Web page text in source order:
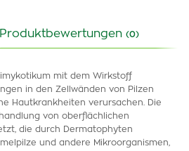
Produktbewertungen (0)
mit dem Wirkstoff
in den Zellwänden von Pilzen
Hautkrankheiten verursachen. Die
von oberflächlichen
die durch Dermatophyten
und andere Mikroorganismen,